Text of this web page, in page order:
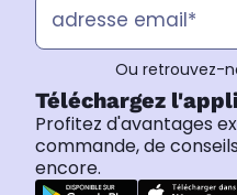
Ou retrouvez-
Téléchargez
Profitez d'avantages
commande, de
encore.